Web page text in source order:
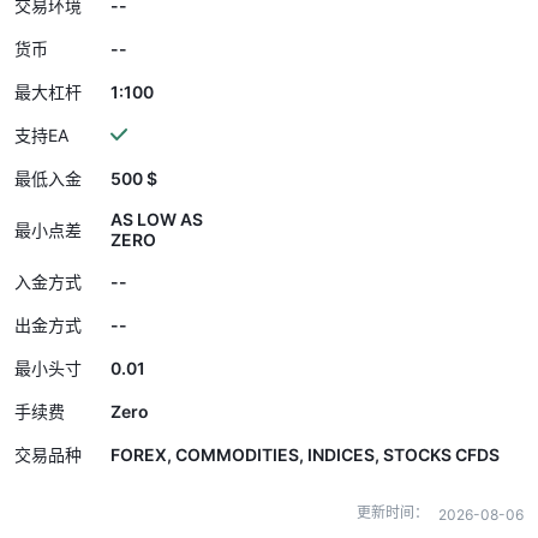
交易环境 --
货币 --
最大杠杆 1:100
支持EA
最低入金 500 $
最小点差
AS LOW AS
ZERO
入金方式 --
出金方式 --
最小头寸 0.01
手续费 Zero
交易品种 FOREX, COMMODITIES, INDICES, STOCKS CFDS
更新时间： 2026-08-06